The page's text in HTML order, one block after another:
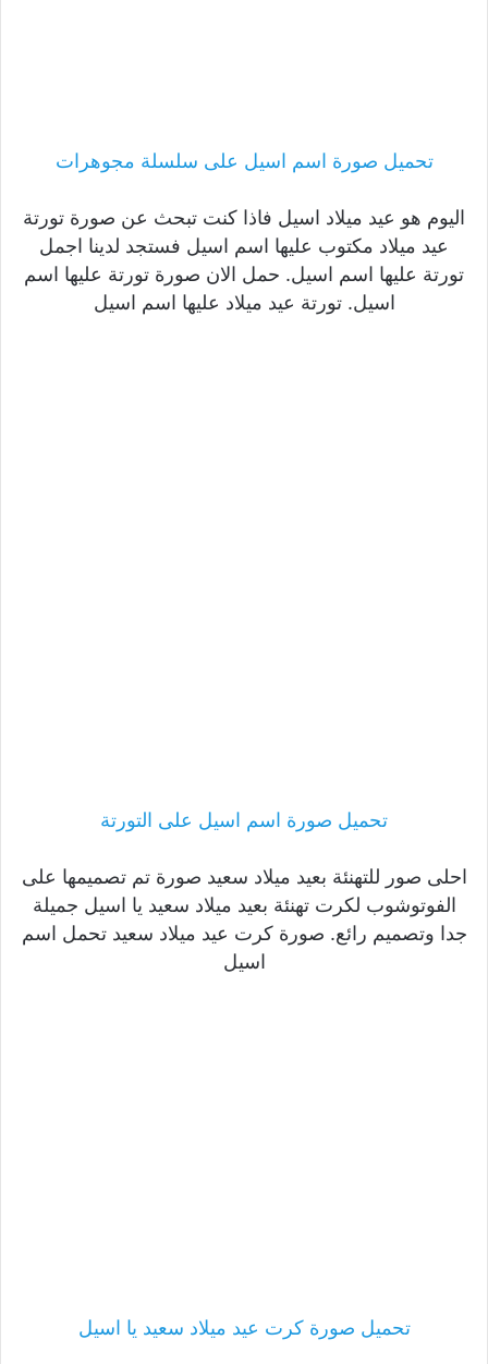
تحميل صورة اسم اسيل على سلسلة مجوهرات
اليوم هو عيد ميلاد اسيل فاذا كنت تبحث عن صورة تورتة
عيد ميلاد مكتوب عليها اسم اسيل فستجد لدينا اجمل
تورتة عليها اسم اسيل. حمل الان صورة تورتة عليها اسم
اسيل. تورتة عيد ميلاد عليها اسم اسيل
تحميل صورة اسم اسيل على التورتة
احلى صور للتهنئة بعيد ميلاد سعيد صورة تم تصميمها على
الفوتوشوب لكرت تهنئة بعيد ميلاد سعيد يا اسيل جميلة
جدا وتصميم رائع. صورة كرت عيد ميلاد سعيد تحمل اسم
اسيل
تحميل صورة كرت عيد ميلاد سعيد يا اسيل